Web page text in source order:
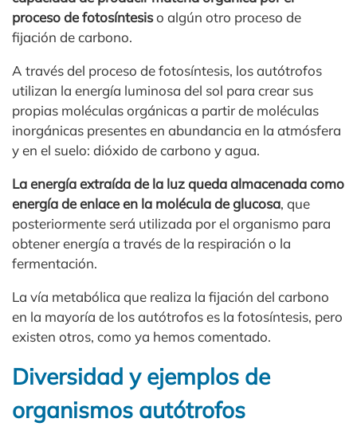
proceso de fotosíntesiso algún otro proceso de
fijación de carbono.
A través del proceso de fotosíntesis, los autótrofos
utilizan la energía luminosa del sol para crear sus
propias moléculas orgánicas a partir de moléculas
inorgánicas presentes en abundancia en la atmósfera
y en el suelo: dióxido de carbono y agua.
La energía extraída de la luz queda almacenada como
energía de enlace en la molécula de glucosa, que
posteriormente será utilizada por el organismo para
obtener energía a través de la respiración o la
fermentación.
La vía metabólica que realiza la fijación del carbono
en la mayoría de los autótrofos es la fotosíntesis, pero
existen otros, como ya hemos comentado.
Diversidad y ejemplos de
organismos autótrofos